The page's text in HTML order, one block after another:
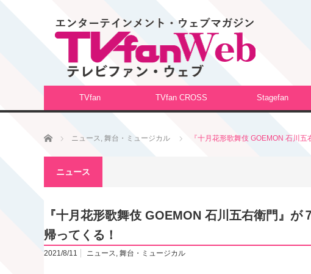
TVfan TVfan CROSS Stagefan
ホーム ニュース, 舞台・ミュージカル 『十月花形歌舞伎 GOEMON 石川
ニュース
『十月花形歌舞伎 GOEMON 石川五右衛門』が
帰ってくる！
2021/8/11 ニュース, 舞台・ミュージカル